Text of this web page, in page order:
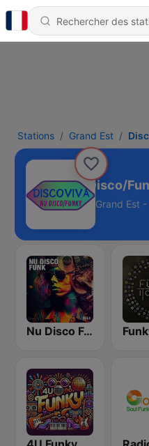
Stations Grand Est
Discoviva Nu Disco/
Grand Est
Nu Disco Funk Radio